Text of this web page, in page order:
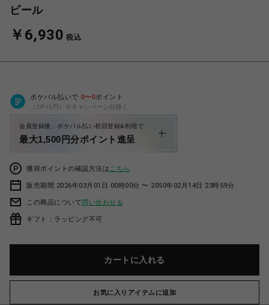
ビール
￥6,930 税込
ポケパル払いで 0〜0ポイント
（1P=1円）※キャンペーン分除く
会員登録後、ポケパル払い初回登録&利用で
最大1,500円分ポイント進呈
獲得ポイントの確認方法は こちら
販売期間 2026年03月01日 00時00分 〜 2050年02月14日 23時59分
この商品について問い合わせる
ギフト：ラッピング不可
カートに入れる
お気に入りアイテムに追加